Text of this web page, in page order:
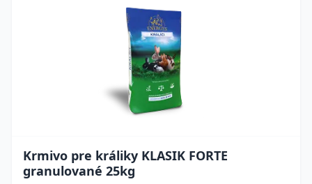
Krmivo pre králiky KLASIK FORTE
granulované 25kg